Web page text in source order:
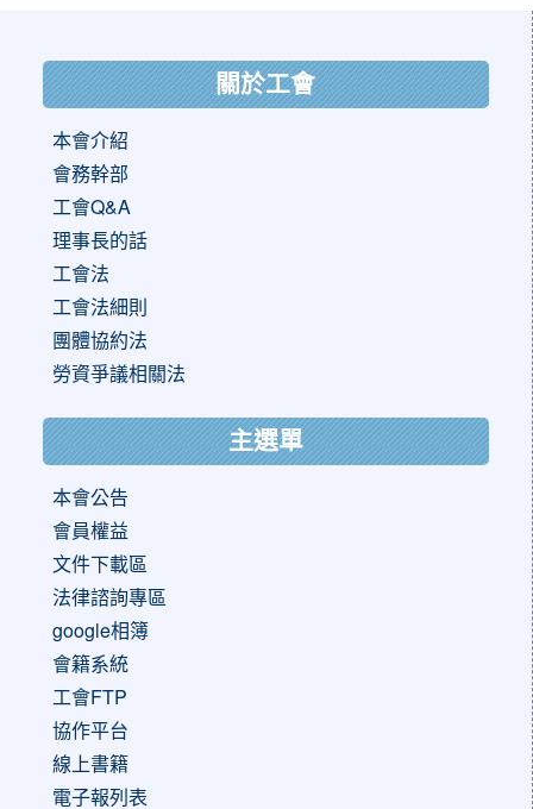
關於工會
本會介紹
會務幹部
工會Q&A
理事長的話
工會法
工會法細則
團體協約法
勞資爭議相關法
主選單
本會公告
會員權益
文件下載區
法律諮詢專區
google相簿
會籍系統
工會FTP
協作平台
線上書籍
電子報列表